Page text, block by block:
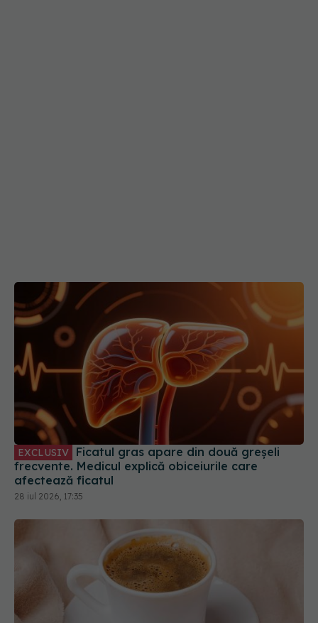
EXCLUSIV
frecvente. Medicul explică obiceiurile care
afectează ficatul
28 iul 2026, 17:35